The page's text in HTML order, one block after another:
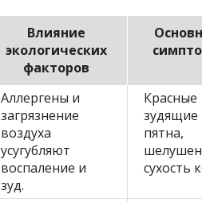
Влияние
экологических
факторов
Аллергены и
загрязнение
воздуха
усугубляют
воспаление и
зуд.
Красные
зудящие
пятна,
сухость